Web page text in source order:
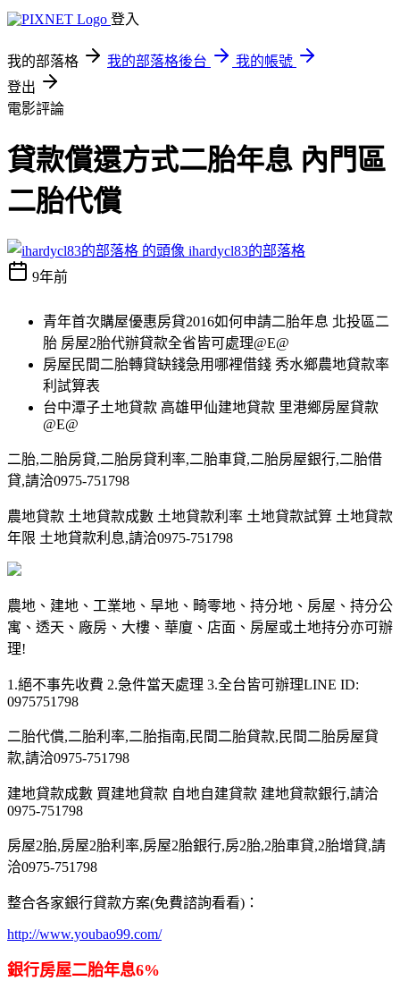
登入
我的部落格 我的部落格後台
我的帳號
登出
電影評論
貸款償還方式二胎年息 內門區
二胎代償
ihardycl83的部落格
9年前
青年首次購屋優惠房貸2016如何申請二胎年息 北投區二
胎 房屋2胎代辦貸款全省皆可處理@E@
房屋民間二胎轉貸缺錢急用哪裡借錢 秀水鄉農地貸款率
利試算表
台中潭子土地貸款 高雄甲仙建地貸款 里港鄉房屋貸款
@E@
二胎,二胎房貸,二胎房貸利率,二胎車貸,二胎房屋銀行,二胎借
貸,請洽0975-751798
農地貸款 土地貸款成數 土地貸款利率 土地貸款試算 土地貸款
年限 土地貸款利息,請洽0975-751798
農地、建地、工業地、旱地、畸零地、持分地、房屋、持分公
寓、透天、廠房、大樓、華廈、店面、房屋或土地持分亦可辦
理!
1.絕不事先收費 2.急件當天處理 3.全台皆可辦理LINE ID:
0975751798
二胎代償,二胎利率,二胎指南,民間二胎貸款,民間二胎房屋貸
款,請洽0975-751798
建地貸款成數 買建地貸款 自地自建貸款 建地貸款銀行,請洽
0975-751798
房屋2胎,房屋2胎利率,房屋2胎銀行,房2胎,2胎車貸,2胎增貸,請
洽0975-751798
整合各家銀行貸款方案(免費諮詢看看)：
http://www.youbao99.com/
銀行房屋二胎年息6%